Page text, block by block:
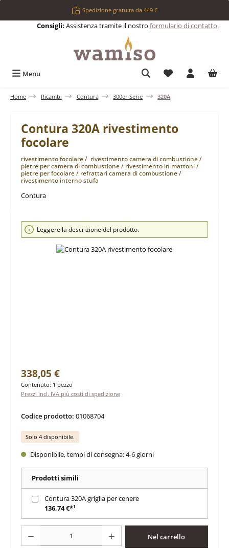
Passa al contenuto principaleSpedizione gratuita da 449 €
Consigli: Assistenza tramite il nostro formulario di contatto.
Menu Hai 0 articoli
Home Ricambi Contura 300er Serie 320A
Contura 320A rivestimento
focolare
rivestimento focolare / rivestimento camera di combustione /
pietre per camera di combustione / rivestimento in mattoni /
pietre per focolare / refrattari camera di combustione /
rivestimento interno stufa
Contura
Salta la galleria di immagini
Leggere la descrizione del prodotto.
Prezzo normale:
338,05 €
Contenuto: 1 pezzo
Prezzi incl. IVA più costi di spedizione
Codice prodotto: 01068704
Solo 4 disponibile.
Disponibile, tempi di consegna: 4-6 giorni
Prodotti simili
Contura 320A griglia per cenere
136,74 €*¹
Nel carrello